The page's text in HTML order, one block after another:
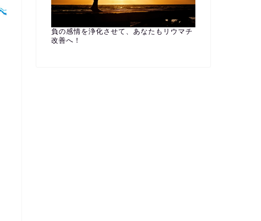
負の感情を浄化させて、あなたもリウマチ
改善へ！